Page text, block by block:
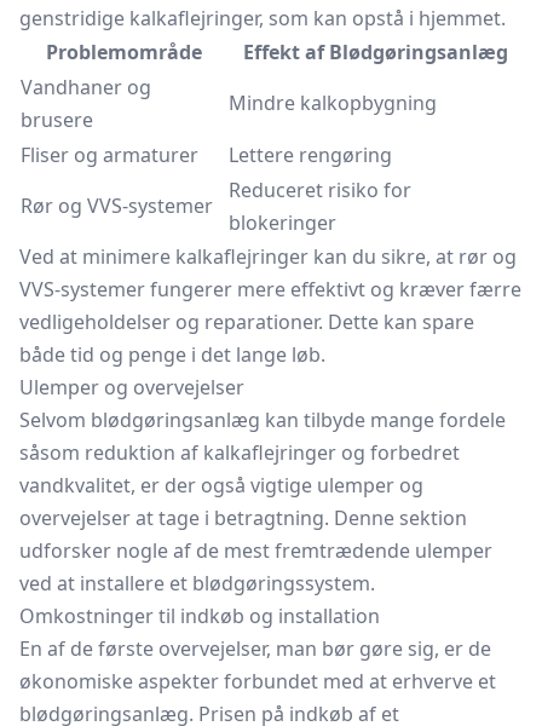
genstridige kalkaflejringer, som kan opstå i hjemmet.
Problemområde
Effekt af Blødgøringsanlæg
Vandhaner og
brusere
Mindre kalkopbygning
Fliser og armaturer
Lettere rengøring
Rør og VVS-systemer
Reduceret risiko for
blokeringer
Ved at minimere kalkaflejringer kan du sikre, at rør og
VVS-systemer fungerer mere effektivt og kræver færre
vedligeholdelser og reparationer. Dette kan spare
både tid og penge i det lange løb.
Ulemper og overvejelser
Selvom blødgøringsanlæg kan tilbyde mange fordele
såsom reduktion af kalkaflejringer og forbedret
vandkvalitet, er der også vigtige ulemper og
overvejelser at tage i betragtning. Denne sektion
udforsker nogle af de mest fremtrædende ulemper
ved at installere et blødgøringssystem.
Omkostninger til indkøb og installation
En af de første overvejelser, man bør gøre sig, er de
økonomiske aspekter forbundet med at erhverve et
blødgøringsanlæg. Prisen på indkøb af et